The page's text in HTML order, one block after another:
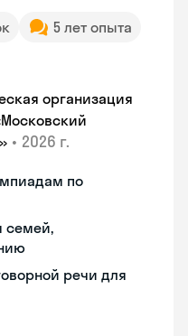
5 лет опыта
организация
• 2026 г.
по
семей,
речи для